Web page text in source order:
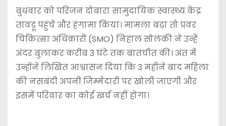
बुधवार को परिजन दोबारा सामुदायिक स्वास्थ्य केंद्र
तावडू पहुंचे और हंगामा किया। मामला बढ़ा तो प्रवर
चिकित्सा अधिकारी (SMO) निहाल सोलंकी ने उन्हें
अंदर बुलाकर करीब 3 घंटे तक बातचीत की। अंत में
उन्होंने लिखित आश्वासन दिया कि 3 महीने बाद महिला
की नसबंदी अपनी जिम्मेदारी पर खोली जाएगी और
इसमें परिवार का कोई खर्च नहीं होगा।